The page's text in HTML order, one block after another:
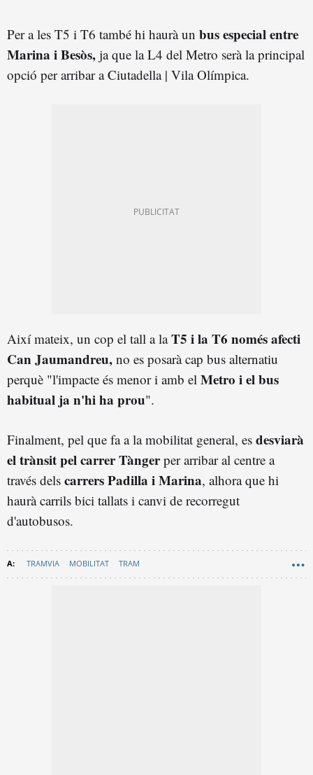
Per a les T5 i T6 també hi haurà un bus especial entre
Marina i Besòs, ja que la L4 del Metro serà la principal
opció per arribar a Ciutadella | Vila Olímpica.
Així mateix, un cop el tall a laT5 i la T6 només afecti
Can Jaumandreu, no es posarà cap bus alternatiu
perquè "l'impacte és menor i amb el Metro i el bus
habitual ja n'hi ha prou".
Finalment, pel que fa a la mobilitat general, es desviarà
el trànsit pel carrer Tàngerper arribar al centre a
través dels carrers Padilla i Marina, alhora que hi
haurà carrils bici tallats i canvi de recorregut
d'autobusos.
TRAMVIA MOBILITAT TRAM